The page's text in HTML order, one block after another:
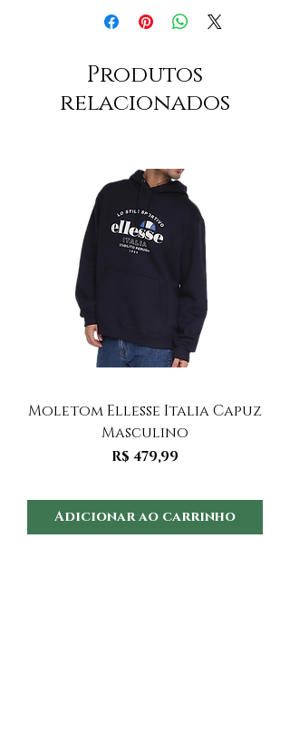
Produtos
relacionados
Moletom Ellesse Italia Capuz
Masculino
Preço
R$ 479,99
Adicionar ao carrinho